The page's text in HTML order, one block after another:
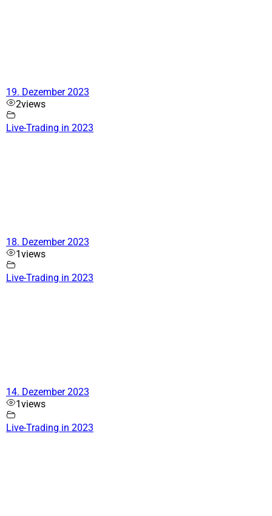
19. Dezember 2023
2views
Live-Trading in 2023
18. Dezember 2023
1views
Live-Trading in 2023
14. Dezember 2023
1views
Live-Trading in 2023